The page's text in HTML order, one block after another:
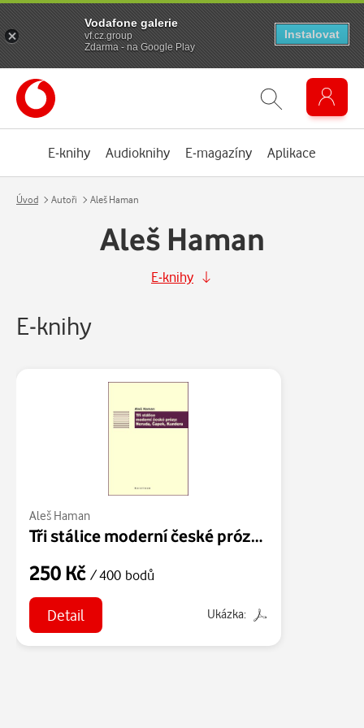
E-knihy Audioknihy E-magazíny Aplikace
Úvod Autoři Aleš Haman
Aleš Haman
E-knihy
E-knihy
Aleš Haman
Tři stálice moderní české prózy: Neruda, Čapek, Kundera
250 Kč / 400 bodů
Detail Ukázka:
Vodafone galerie
vf.cz.group
Zdarma - na Google Play
Instalovat